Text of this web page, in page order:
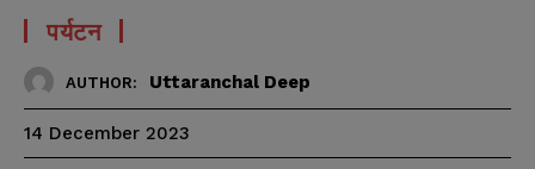
पर्यटन
AUTHOR: Uttaranchal Deep
14 December 2023